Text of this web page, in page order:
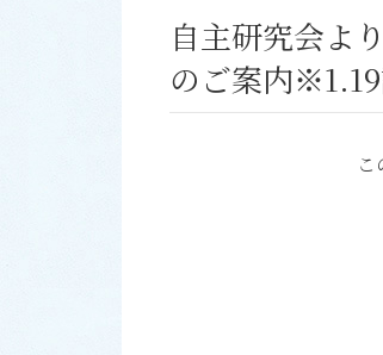
自主研究会
のご案内